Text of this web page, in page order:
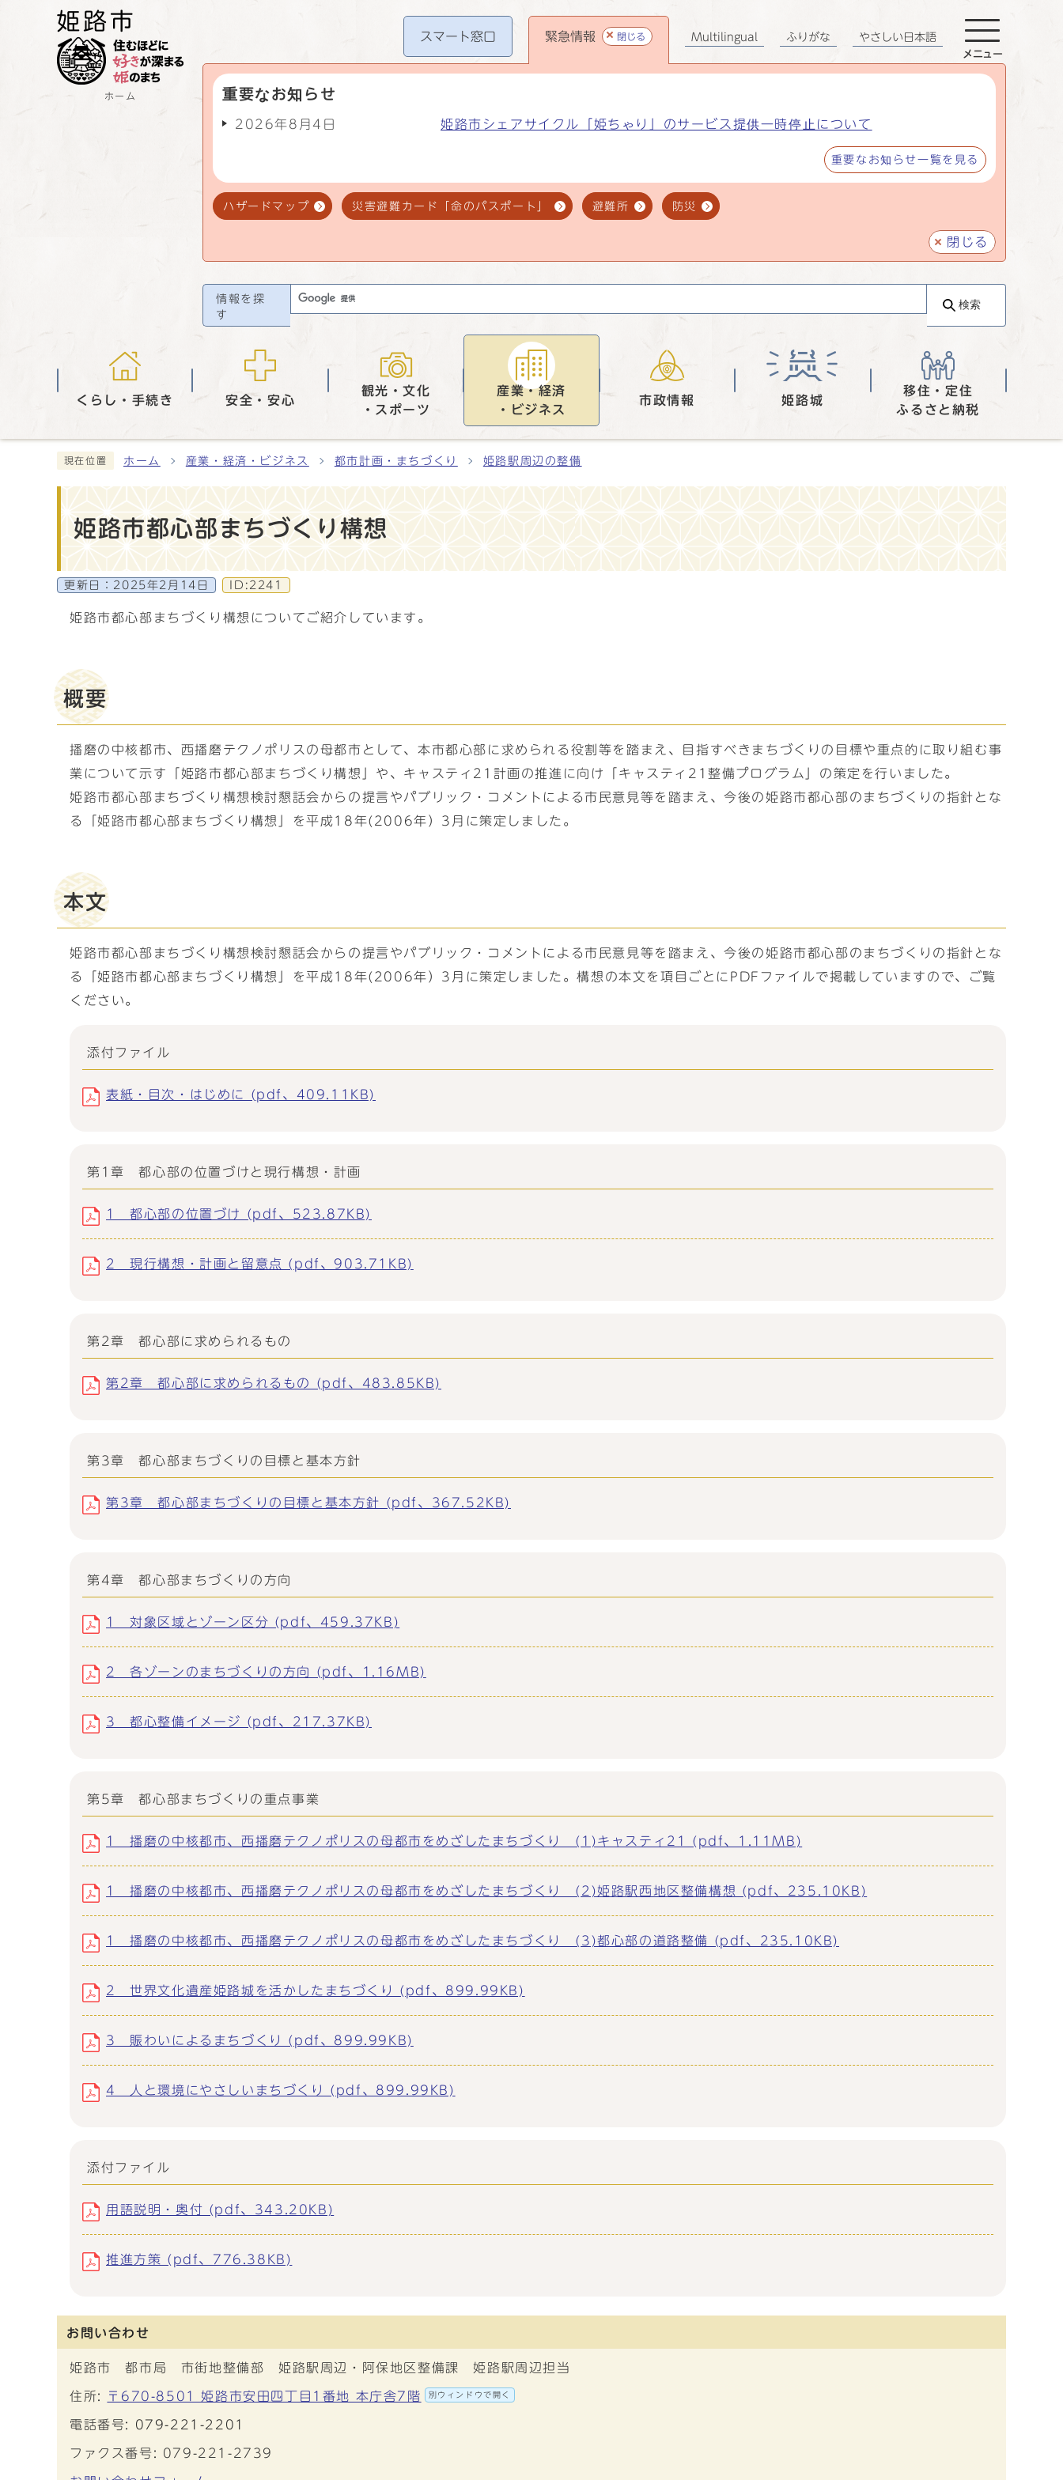
ホーム
スマート窓口 緊急情報 閉じる
重要なお知らせ
2026年8月4日 姫路市シェアサイクル「姫ちゃり」のサービス提供一時停止について
重要なお知らせ一覧を見る
ハザードマップ 災害避難カード「命のパスポート」 避難所 防災
閉じる
Multilingual ふりがな やさしい日本語
メニュー
情報を探
す
検索
くらし・手続き 安全・安心
観光・文化
・スポーツ
産業・経済
・ビジネス
市政情報 姫路城
移住・定住
ふるさと納税
現在位置 ホーム 産業・経済・ビジネス 都市計画・まちづくり 姫路駅周辺の整備
姫路市都心部まちづくり構想
更新日： 2025年2月14日 ID:2241
姫路市都心部まちづくり構想についてご紹介しています。
概要
播磨の中核都市、西播磨テクノポリスの母都市として、本市都心部に求められる役割等を踏まえ、目指すべきまちづくりの目標や重点的に取り組む事
業について示す「姫路市都心部まちづくり構想」や、キャスティ21計画の推進に向け「キャスティ21整備プログラム」の策定を行いました。
姫路市都心部まちづくり構想検討懇話会からの提言やパブリック・コメントによる市民意見等を踏まえ、今後の姫路市都心部のまちづくりの指針とな
る「姫路市都心部まちづくり構想」を平成18年(2006年）3月に策定しました。
本文
姫路市都心部まちづくり構想検討懇話会からの提言やパブリック・コメントによる市民意見等を踏まえ、今後の姫路市都心部のまちづくりの指針とな
る「姫路市都心部まちづくり構想」を平成18年(2006年）3月に策定しました。構想の本文を項目ごとにPDFファイルで掲載していますので、ご覧
ください。
添付ファイル
表紙・目次・はじめに (pdf、409.11KB)
第1章 都心部の位置づけと現行構想・計画
1 都心部の位置づけ (pdf、523.87KB)
2 現行構想・計画と留意点 (pdf、903.71KB)
第2章 都心部に求められるもの
第2章 都心部に求められるもの (pdf、483.85KB)
第3章 都心部まちづくりの目標と基本方針
第3章 都心部まちづくりの目標と基本方針 (pdf、367.52KB)
第4章 都心部まちづくりの方向
1 対象区域とゾーン区分 (pdf、459.37KB)
2 各ゾーンのまちづくりの方向 (pdf、1.16MB)
3 都心整備イメージ (pdf、217.37KB)
第5章 都心部まちづくりの重点事業
1 播磨の中核都市、西播磨テクノポリスの母都市をめざしたまちづくり (1)キャスティ21 (pdf、1.11MB)
1 播磨の中核都市、西播磨テクノポリスの母都市をめざしたまちづくり (2)姫路駅西地区整備構想 (pdf、235.10KB)
1 播磨の中核都市、西播磨テクノポリスの母都市をめざしたまちづくり (3)都心部の道路整備 (pdf、235.10KB)
2 世界文化遺産姫路城を活かしたまちづくり (pdf、899.99KB)
3 賑わいによるまちづくり (pdf、899.99KB)
4 人と環境にやさしいまちづくり (pdf、899.99KB)
添付ファイル
用語説明・奥付 (pdf、343.20KB)
推進方策 (pdf、776.38KB)
お問い合わせ
姫路市 都市局 市街地整備部 姫路駅周辺・阿保地区整備課 姫路駅周辺担当
住所: 〒670-8501 姫路市安田四丁目1番地 本庁舎7階 別ウィンドウで開く
電話番号: 079-221-2201
ファクス番号: 079-221-2739